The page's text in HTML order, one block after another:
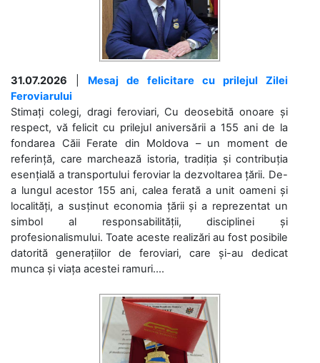
31.07.2026
Mesaj de felicitare cu prilejul Zilei
Feroviarului
Stimați colegi, dragi feroviari, Cu deosebită onoare și
respect, vă felicit cu prilejul aniversării a 155 ani de la
fondarea Căii Ferate din Moldova – un moment de
referință, care marchează istoria, tradiția și contribuția
esențială a transportului feroviar la dezvoltarea țării. De-
a lungul acestor 155 ani, calea ferată a unit oameni și
localități, a susținut economia țării și a reprezentat un
simbol al responsabilității, disciplinei și
profesionalismului. Toate aceste realizări au fost posibile
datorită generațiilor de feroviari, care și-au dedicat
munca și viața acestei ramuri....